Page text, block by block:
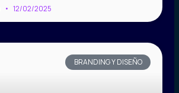
12/02/2025
BRANDING Y DISEÑO